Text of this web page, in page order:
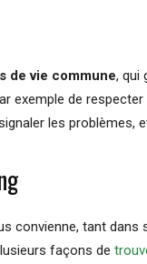
de vie commune, qui
exemple de
les problèmes,
convienne, tant dans
façons de